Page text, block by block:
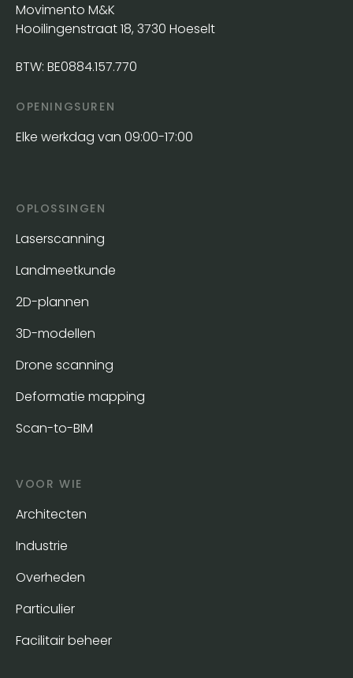
Movimento M&K
Hooilingenstraat 18, 3730 Hoeselt
BTW: BE0884.157.770
OPENINGSUREN
Elke werkdag van 09:00-17:00
OPLOSSINGEN
Laserscanning
Landmeetkunde
2D-plannen
3D-modellen
Drone scanning
Deformatie mapping
Scan-to-BIM
VOOR WIE
Architecten
Industrie
Overheden
Particulier
Facilitair beheer